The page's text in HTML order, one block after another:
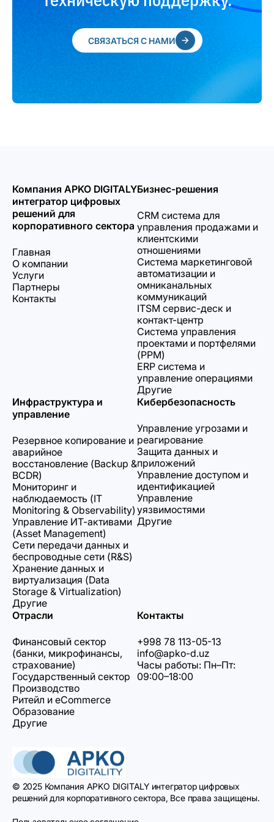
СВЯЗАТЬСЯ С НАМИ
Компания APKO DIGITALY
интегратор цифровых
решений для
корпоративного сектора
Главная
О компании
Услуги
Партнеры
Контакты
Бизнес-решения
CRM система для
управления продажами и
клиентскими
отношениями
Система маркетинговой
автоматизации и
омниканальных
коммуникаций
ITSM сервис-деск и
контакт-центр
Система управления
проектами и портфелями
(PPM)
ERP система и
управление операциями
Другие
Инфраструктура и
управление
Резервное копирование и
аварийное
восстановление (Backup &
BCDR)
Мониторинг и
наблюдаемость (IT
Monitoring & Observability)
Управление ИТ-активами
(Asset Management)
Сети передачи данных и
беспроводные сети (R&S)
Хранение данных и
виртуализация (Data
Storage & Virtualization)
Другие
Кибербезопасность
Управление угрозами и
реагирование
Защита данных и
приложений
Управление доступом и
идентификацией
Управление
уязвимостями
Другие
Отрасли
Финансовый сектор
(банки, микрофинансы,
страхование)
Государственный сектор
Производство
Ритейл и eCommerce
Образование
Другие
Контакты
+998 78 113-05-13
info@apko-d.uz
Часы работы: Пн–Пт:
09:00–18:00
© 2025 Компания APKO DIGITALY интегратор цифровых
решений для корпоративного сектора, Все права защищены.